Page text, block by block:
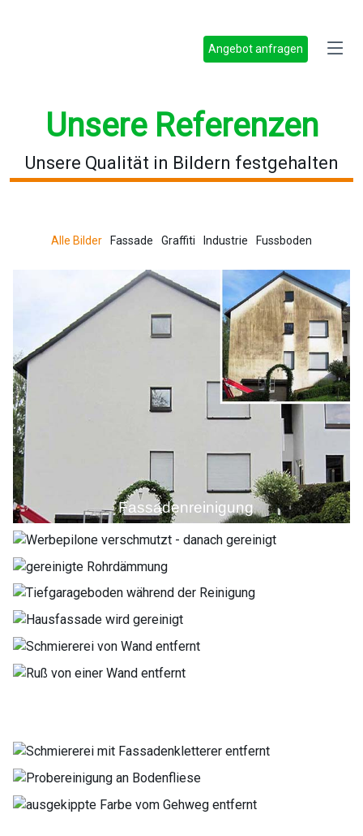
Angebot anfragen
Unsere Referenzen
Unsere Qualität in Bildern festgehalten
Alle Bilder Fassade Graffiti Industrie Fussboden
Fassadenreinigung
Reinigung einer Werbepilone
Rohrleitung gereinigt
Tiefgaragen Bodenreinigung
Fassade mit Gelenkbühne gereinigt
Werkstattboden gereinigt
Fassadenreinigung
Gaffitientfernung mit Fassadenkletterer